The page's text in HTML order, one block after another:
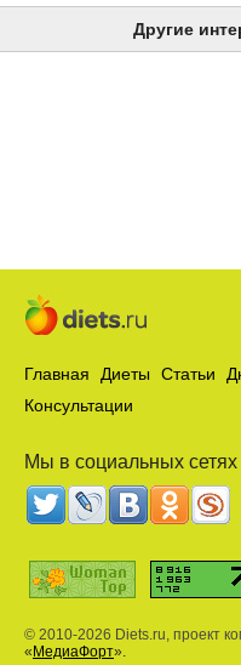
Другие
Главная Диеты Статьи
Консультации
Мы в социальных сетях
© 2010-2026 Diets.ru, проект
« МедиаФорт».